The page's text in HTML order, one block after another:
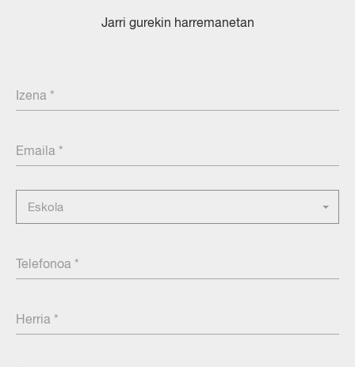
Jarri gurekin harremanetan
Izena
Emaila
Eskola
Telefonoa
Herria